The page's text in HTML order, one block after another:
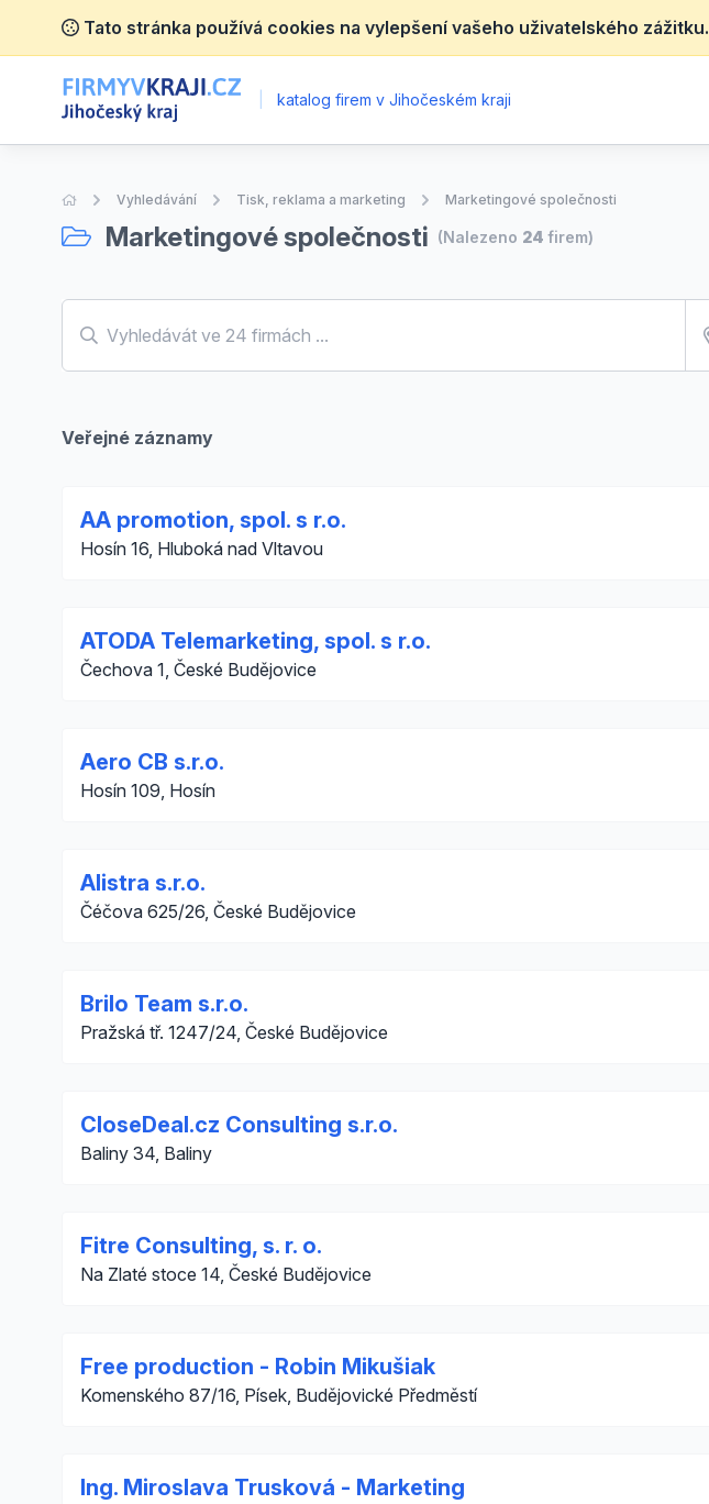
Tato stránka používá cookies na vylepšení vašeho uživatelského zážitku.
katalog firem v Jihočeském kraji
Úvodní stránka
Vyhledávání Tisk, reklama a marketing Marketingové společnosti
Marketingové společnosti (Nalezeno 24 firem)
Veřejné záznamy
AA promotion, spol. s r.o.
Hosín 16, Hluboká nad Vltavou
ATODA Telemarketing, spol. s r.o.
Čechova 1, České Budějovice
Aero CB s.r.o.
Hosín 109, Hosín
Alistra s.r.o.
Čéčova 625/26, České Budějovice
Brilo Team s.r.o.
Pražská tř. 1247/24, České Budějovice
CloseDeal.cz Consulting s.r.o.
Baliny 34, Baliny
Fitre Consulting, s. r. o.
Na Zlaté stoce 14, České Budějovice
Free production - Robin Mikušiak
Komenského 87/16, Písek, Budějovické Předměstí
Ing. Miroslava Trusková - Marketing